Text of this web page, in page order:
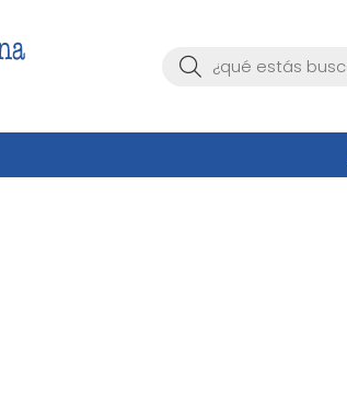
Buscar